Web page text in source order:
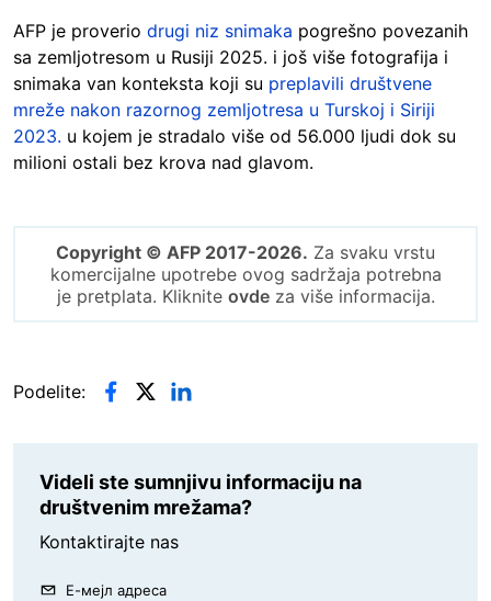
AFP je proverio drugi niz snimaka pogrešno povezanih
sa zemljotresom u Rusiji 2025. i još više fotografija i
snimaka van konteksta koji su preplavili društvene
mreže nakon razornog zemljotresa u Turskoj i Siriji
2023. u kojem je stradalo više od 56.000 ljudi dok su
milioni ostali bez krova nad glavom.
Copyright © AFP 2017-2026. Za svaku vrstu
komercijalne upotrebe ovog sadržaja potrebna
je pretplata. Kliknite ovdeza više informacija.
Podelite:
Videli ste sumnjivu informaciju na
društvenim mrežama?
Kontaktirajte nas
Е-мејл адреса